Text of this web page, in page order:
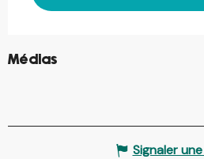
Médias
©
Signaler